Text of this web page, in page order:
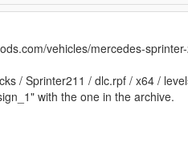
vehicles/mercedes-
/ Sprinter211 / dlc.rpf / x64 /
with the one in the archive.